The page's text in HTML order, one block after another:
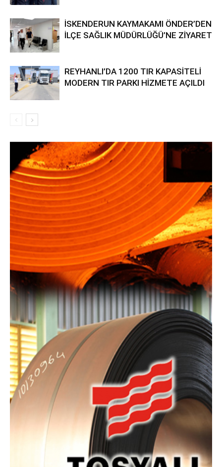
İSKENDERUN KAYMAKAMI ÖNDER’DEN
İLÇE SAĞLIK MÜDÜRLÜĞÜ’NE ZİYARET
REYHANLI’DA 1200 TIR KAPASİTELİ
MODERN TIR PARKI HİZMETE AÇILDI